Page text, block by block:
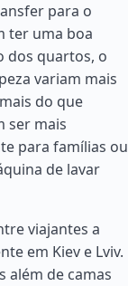
para o
ter uma boa
dos quartos, o
variam mais
do que
ser mais
para famílias ou
de lavar
viajantes a
em Kiev e Lviv.
além de camas